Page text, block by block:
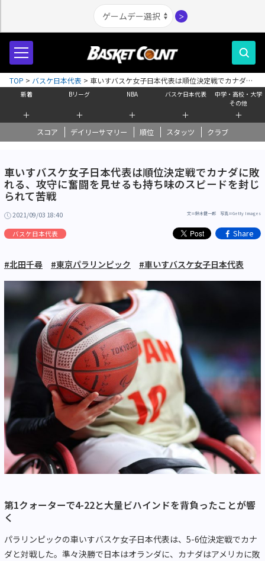
＞
新着
＋
Bリーグ
＋
NBA
＋
バスケ日本代表
＋
中学・高校・大学
その他
＋
スコア デイリーサマリー 順位 スタッツ クラブ
TOP > バスケ日本代表 > 車いすバスケ女子日本代表は順位決定戦でカナダに
敗れる、攻守に奮闘を見せるも持ち味のスピードを封じられて苦戦
車いすバスケ女子日本代表は順位決定戦でカナダに敗
れる、攻守に奮闘を見せるも持ち味のスピードを封じ
られて苦戦
2021/09/03 18:40 文＝鈴木健一郎 写真＝Getty Images
バスケ日本代表 Share
#北田千尋 #東京パラリンピック #車いすバスケ女子日本代表
第1クォーターで4-22と大量ビハインドを背負ったことが響
く
パラリンピックの車いすバスケ女子日本代表は、5-6位決定戦でカナ
ダと対戦した。準々決勝で日本はオランダに、カナダはアメリカに敗